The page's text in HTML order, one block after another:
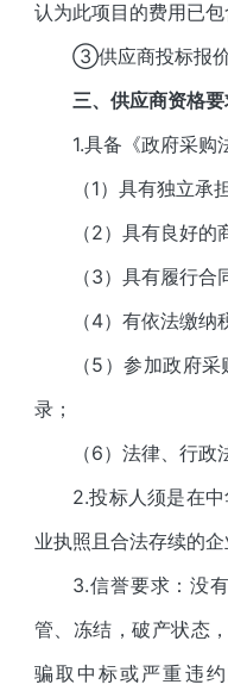
认为此项目的费用已包
③供应商投标报价
三、供应商资格
1.具备《政府采购
（1）具有独立承
（2）具有良好
（3）具有履行
（4）有依法缴
（5）参加政府
录；
（6）法律、行政
2.投标人须是在
业执照且合法存续的企
3.信誉要求：没
管、冻结，破产状态
骗取中标或严重违